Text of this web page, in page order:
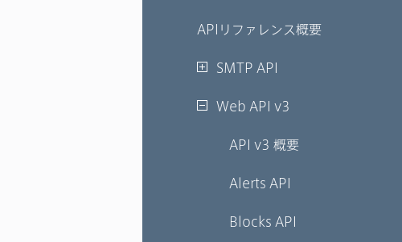
APIリファレンス概要
SMTP API
Web API v3
API v3 概要
Alerts API
Blocks API